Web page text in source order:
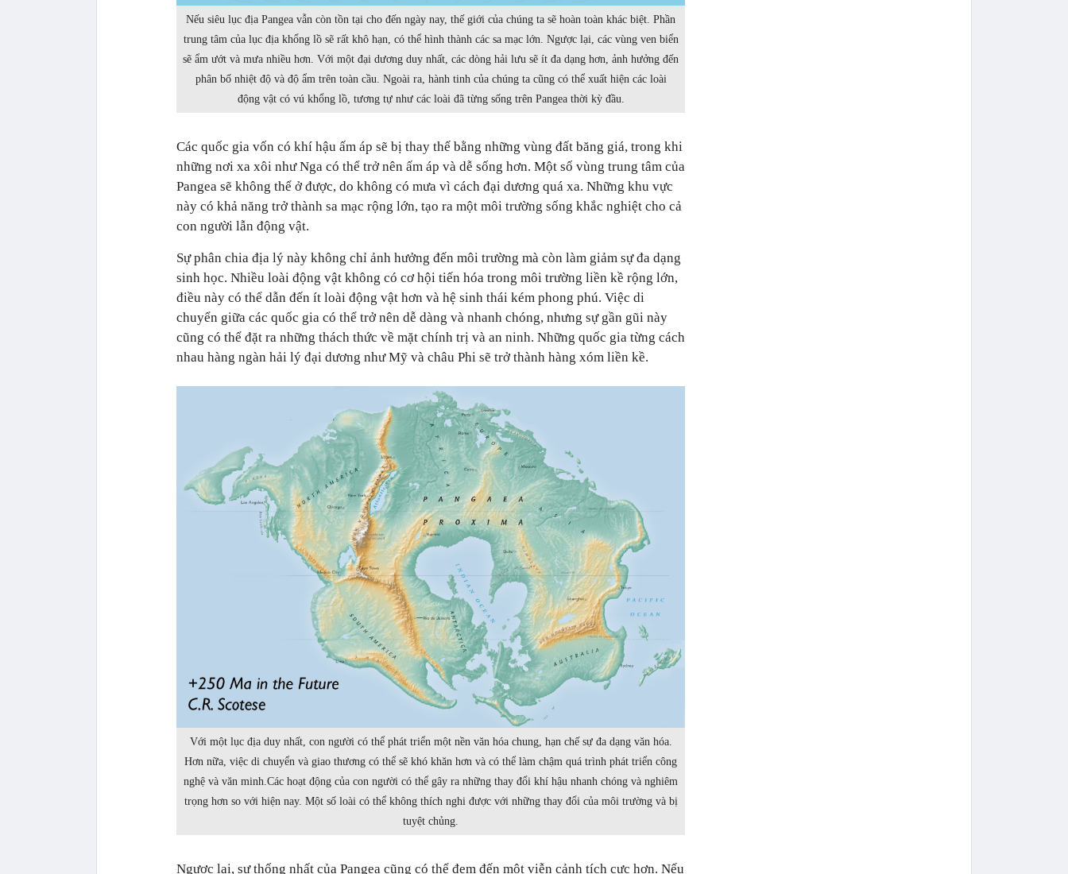
Nếu siêu lục địa Pangea vẫn còn tồn tại cho đến ngày nay, thế giới của chúng ta sẽ hoàn toàn khác biệt. Phần
trung tâm của lục địa khổng lồ sẽ rất khô hạn, có thể hình thành các sa mạc lớn. Ngược lại, các vùng ven biển
sẽ ẩm ướt và mưa nhiều hơn. Với một đại dương duy nhất, các dòng hải lưu sẽ ít đa dạng hơn, ảnh hưởng đến
phân bố nhiệt độ và độ ẩm trên toàn cầu. Ngoài ra, hành tinh của chúng ta cũng có thể xuất hiện các loài
động vật có vú khổng lồ, tương tự như các loài đã từng sống trên Pangea thời kỳ đầu.
Các quốc gia vốn có khí hậu ấm áp sẽ bị thay thế bằng những vùng đất băng giá, trong khi
những nơi xa xôi như Nga có thể trở nên ấm áp và dễ sống hơn. Một số vùng trung tâm của
Pangea sẽ không thể ở được, do không có mưa vì cách đại dương quá xa. Những khu vực
này có khả năng trở thành sa mạc rộng lớn, tạo ra một môi trường sống khắc nghiệt cho cả
con người lẫn động vật.
Sự phân chia địa lý này không chỉ ảnh hưởng đến môi trường mà còn làm giảm sự đa dạng
sinh học. Nhiều loài động vật không có cơ hội tiến hóa trong môi trường liền kề rộng lớn,
điều này có thể dẫn đến ít loài động vật hơn và hệ sinh thái kém phong phú. Việc di
chuyển giữa các quốc gia có thể trở nên dễ dàng và nhanh chóng, nhưng sự gần gũi này
cũng có thể đặt ra những thách thức về mặt chính trị và an ninh. Những quốc gia từng cách
nhau hàng ngàn hải lý đại dương như Mỹ và châu Phi sẽ trở thành hàng xóm liền kề.
Với một lục địa duy nhất, con người có thể phát triển một nền văn hóa chung, hạn chế sự đa dạng văn hóa.
Hơn nữa, việc di chuyển và giao thương có thể sẽ khó khăn hơn và có thể làm chậm quá trình phát triển công
nghệ và văn minh.Các hoạt động của con người có thể gây ra những thay đổi khí hậu nhanh chóng và nghiêm
trọng hơn so với hiện nay. Một số loài có thể không thích nghi được với những thay đổi của môi trường và bị
tuyệt chủng.
Ngược lại, sự thống nhất của Pangea cũng có thể đem đến một viễn cảnh tích cực hơn. Nếu